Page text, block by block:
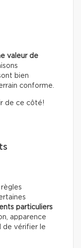
valeur de
bien
conforme.
de ce côté!
particuliers
apparence
de vérifier le